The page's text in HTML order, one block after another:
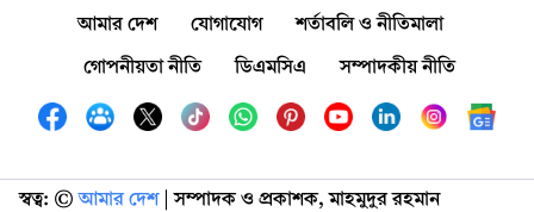
আমার দেশ যোগাযোগ
শর্তাবলি ও নীতিমালা
গোপনীয়তা নীতি
ডিএমসিএ সম্পাদকীয় নীতি
স্বত্ব: ©️ আমার দেশ| সম্পাদক ও প্রকাশক, মাহমুদুর রহমান